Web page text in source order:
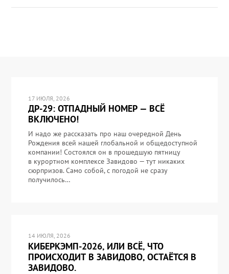
17 ИЮЛЯ, 2026
ДР-29: ОТПАДНЫЙ НОМЕР — ВСЁ
ВКЛЮЧЕНО!
И надо же рассказать про наш очередной День
Рождения всей нашей глобальной и общедоступной
компании! Состоялся он в прошедшую пятницу
в курортном комплексе Завидово — тут никаких
сюрпризов. Само собой, с погодой не сразу
получилось…
14 ИЮЛЯ, 2026
КИБЕРКЭМП-2026, ИЛИ ВСЁ, ЧТО
ПРОИСХОДИТ В ЗАВИДОВО, ОСТАЁТСЯ В
ЗАВИДОВО.